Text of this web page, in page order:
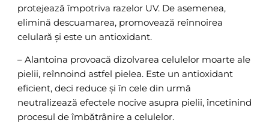
protejează împotriva razelor UV. De asemenea,
elimină descuamarea, promovează reînnoirea
celulară și este un antioxidant.
– Alantoina provoacă dizolvarea celulelor moarte ale
pielii, reînnoind astfel pielea. Este un antioxidant
eficient, deci reduce și în cele din urmă
neutralizează efectele nocive asupra pielii, încetinind
procesul de îmbătrânire a celulelor.